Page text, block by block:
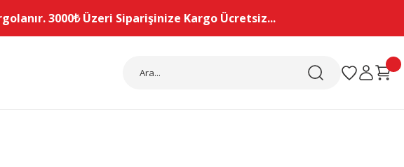
3000₺ Üzeri Siparişinize Kargo Ücretsiz...